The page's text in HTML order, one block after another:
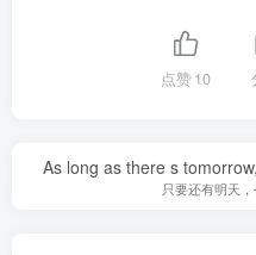
点赞10
As long as there s
只要还有明天